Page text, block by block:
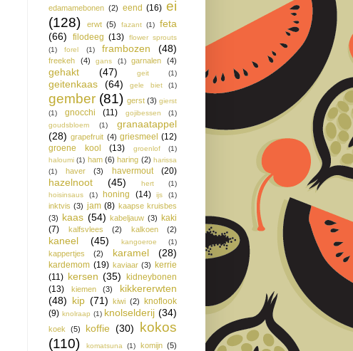
edamamebonen (2) eend (16) ei
(128)
erwt (5) fazant (1)
feta
(66)
filodeeg (13)
flower sprouts
(1)
forel (1) frambozen (48)
freekeh (4) gans (1) garnalen (4)
gehakt (47) geit (1)
geitenkaas (64) gele biet (1)
gember (81) gerst (3) gierst
(1)
gnocchi (11) gojibessen
(1)
goudsbloem
(1)
granaatappel
(28) grapefruit (4) griesmeel (12)
groene kool
(13) groenlof
(1)
haloumi (1) ham (6) haring (2) harissa
(1)
haver (3) havermout (20)
hazelnoot (45) hert
(1)
hoisinsaus
(1) honing (14) ijs (1)
inktvis (3) jam (8) kaapse kruisbes
(3) kaas (54) kabeljauw (3) kaki
(7)
kalfsvlees (2) kalkoen (2)
kaneel (45) kangoeroe (1)
kappertjes (2) karamel (28)
kardemom (19) kaviaar (3) kerrie
(11) kersen (35) kidneybonen
(13)
kiemen (3)
kikkererwten
(48) kip (71) kiwi (2) knoflook
(9) knolraap (1) knolselderij (34)
koek (5) koffie (30)
kokos
(110)
komatsuna (1) komijn (5)